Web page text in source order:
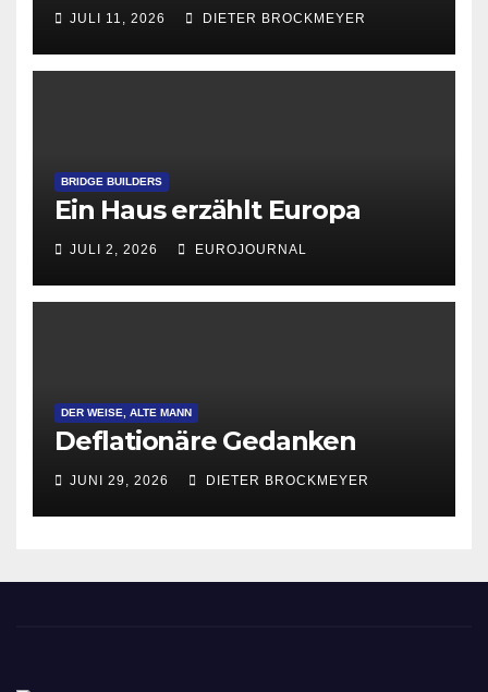
JULI 11, 2026 DIETER BROCKMEYER
BRIDGE BUILDERS
Ein Haus erzählt Europa
JULI 2, 2026 EUROJOURNAL
DER WEISE, ALTE MANN
Deflationäre Gedanken
JUNI 29, 2026 DIETER BROCKMEYER